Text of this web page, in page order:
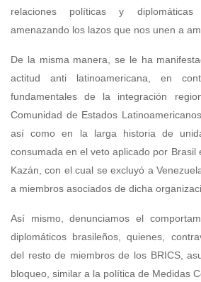
relaciones políticas y
amenazando los lazos que nos unen a
De la misma manera, se le ha
actitud anti latinoamericana, en
fundamentales de la integración
Comunidad de Estados
así como en la larga historia de
consumada en el veto aplicado por Brasil
Kazán, con el cual se excluyó a
a miembros asociados de dicha
Así mismo, denunciamos el
diplomáticos brasileños, quienes,
del resto de miembros de los BRICS,
bloqueo, similar a la política de Medidas